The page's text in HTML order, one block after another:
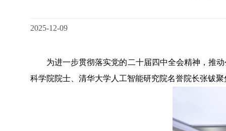
2025-12-09
为进一步贯彻落实党的二十届四中全会精神，推动
科学院院士、清华大学人工智能研究院名誉院长张钹